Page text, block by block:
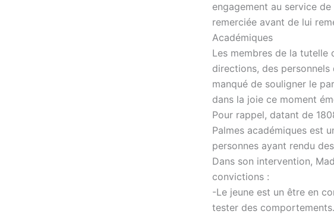
engagement au service
remerciée avant de lui
Académiques
Les membres de la tutelle
directions, des personnels
manqué de souligner le
dans la joie ce moment
Pour rappel, datant de
Palmes académiques est
personnes ayant rendu
Dans son intervention,
convictions :
-Le jeune est un être en
tester des